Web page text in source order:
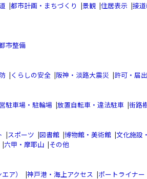
|都市計画・まちづくり |景観 |住居表示 |接
市整備
|くらしの安全 |阪神・淡路大震災 |許可・届
駐車場・駐輪場 |放置自転車・違法駐車 |街路
|スポーツ |図書館 |博物館・美術館 |文化施設
|六甲・摩耶山 |その他
ア） |神戸港・海上アクセス |ポートライナ